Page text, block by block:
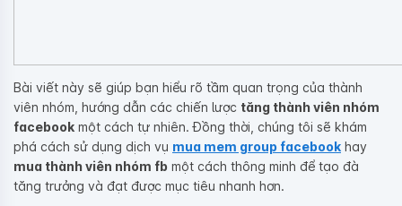
Bài viết này sẽ giúp bạn hiểu rõ tầm quan trọng của thành
viên nhóm, hướng dẫn các chiến lược tăng thành viên nhóm
facebook một cách tự nhiên. Đồng thời, chúng tôi sẽ khám
phá cách sử dụng dịch vụ mua mem group facebook hay
mua thành viên nhóm fb một cách thông minh để tạo đà
tăng trưởng và đạt được mục tiêu nhanh hơn.